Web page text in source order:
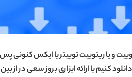
و یا ریتوییت توییتر یا ایکس
کنیمبا ارائه ابزاری بروز سعی در از